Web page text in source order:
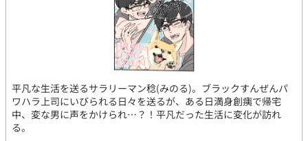
平凡な生活を送るサラリーマン稔(みのる)。ブラックすんぜんパ
ワハラ上司にいびられる日々を送るが、ある日満身創痍で帰宅
中、変な男に声をかけられ…？！平凡だった生活に変化が訪れ
る。